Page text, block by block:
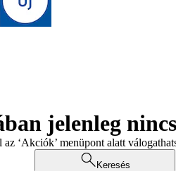
jelenleg
‘Akciók’ menüpont alatt
Keresés